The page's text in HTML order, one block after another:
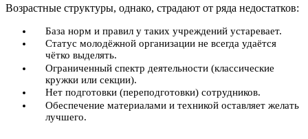
Возрастные структуры, однако, страдают от ряда недостатков:
База норм и правил у таких учреждений устаревает.
Статус молодёжной организации не всегда удаётся
чётко выделять.
Ограниченный спектр деятельности (классические
кружки или секции).
Нет подготовки (переподготовки) сотрудников.
Обеспечение материалами и техникой оставляет желать
лучшего.